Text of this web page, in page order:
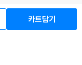
카트담기
년보호정책